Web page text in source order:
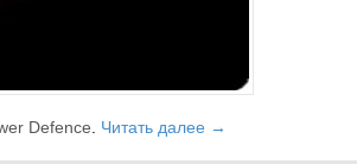
Defence Читать далее →